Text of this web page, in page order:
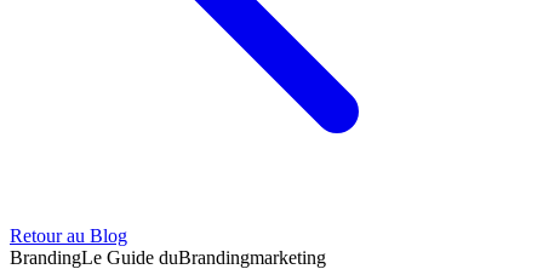
Retour au Blog
BrandingLe Guide duBrandingmarketing